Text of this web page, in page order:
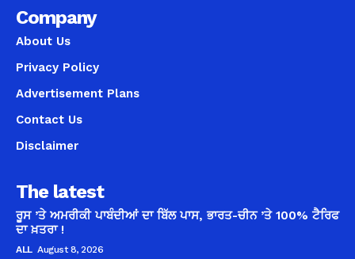
Company
About Us
Privacy Policy
Advertisement Plans
Contact Us
Disclaimer
The latest
ਰੂਸ ’ਤੇ ਅਮਰੀਕੀ ਪਾਬੰਦੀਆਂ ਦਾ ਬਿੱਲ ਪਾਸ, ਭਾਰਤ-ਚੀਨ ’ਤੇ 100% ਟੈਰਿਫ
ਦਾ ਖ਼ਤਰਾ !
ALL August 8, 2026